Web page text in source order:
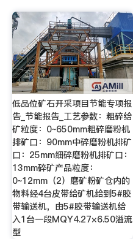
低品位矿石开采项目节能专项报
告_节能报告_工艺参数：粗碎给
矿粒度：0~650mm粗碎磨粉机
排矿口：90mm中碎磨粉机排矿
口：25mm细碎磨粉机排矿口：
13mm碎矿产品粒度：
0~12mm（2）磨矿粉矿仓内的
物料经4台皮带给矿机给到5#胶
带输送机，由5#胶带输送机给
入1台一段MQY4.27×6.50溢流
型